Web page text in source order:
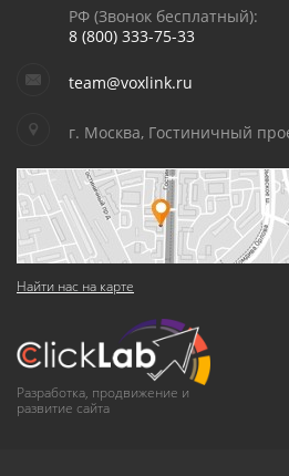
РФ (Звонок бесплатный):
8 (800) 333-75-33
team@voxlink.ru
г. Москва, Гостиничный
Найти нас на карте
Разработка, продвижение и
развитие сайта